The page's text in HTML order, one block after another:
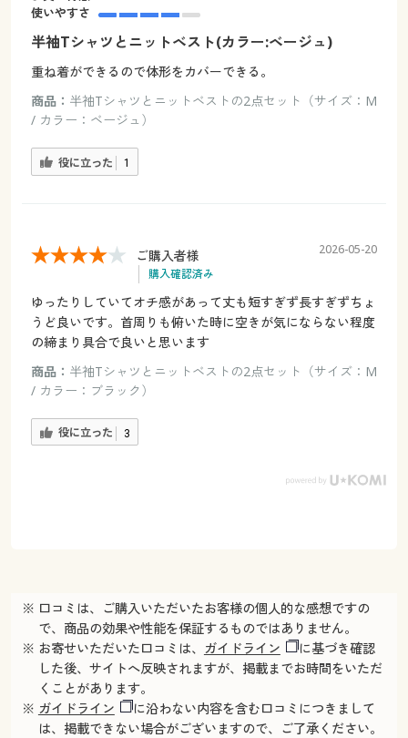
使いやすさ
半袖Tシャツとニットベスト(カラー:ベージュ)
重ね着ができるので体形をカバーできる。
商品： 半袖Tシャツとニットベストの2点セット（サイズ：M
/ カラー：ベージュ）
役に立った 1
ご購入者様
購入確認済み
2026-05-20
ゆったりしていてオチ感があって丈も短すぎず長すぎずちょ
うど良いです。首周りも俯いた時に空きが気にならない程度
の締まり具合で良いと思います
商品： 半袖Tシャツとニットベストの2点セット（サイズ：M
/ カラー：ブラック）
役に立った 3
※ 口コミは、ご購入いただいたお客様の個人的な感想ですの
で、商品の効果や性能を保証するものではありません。
※ お寄せいただいた口コミは、
ガイドライン
に基づき確認
した後、サイトへ反映されますが、掲載までお時間をいただ
くことがあります。
※ ガイドライン
に沿わない内容を含む口コミにつきまして
は、掲載できない場合がございますので、ご了承ください。